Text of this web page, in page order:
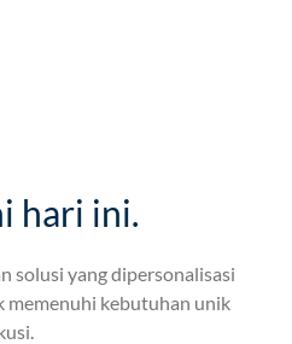
hari ini.
solusi yang dipersonalisasi
memenuhi kebutuhan unik